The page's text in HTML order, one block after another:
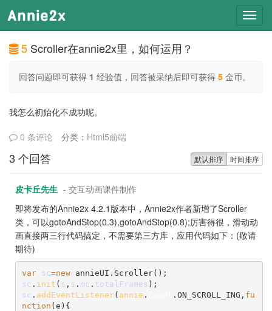
5 Scroller在annie2x里，如何运用？
回答问题即可获得 1 经验值，回答被采纳后即可获得 5 金币。
我怎么初始化不成功呢。
0 条评论 分类： Html5前端
默认排序 时间排序
3 个回答
皮卡丘先生 - 交互动画课件制作
即将发布的Annie2x 4.2.1版本中，Annie2x作者新增了Scroller
类，可以gotoAndStop(0.3),gotoAndStop(0.8);厉害得很，滑动动
画直接两三行代码搞定，不需要第三方库，应用代码如下：(敬请
期待)
var sc=new annieUI.Scroller();
sc . init ( s , s . mc . totalFrames );
sc . addEventListener( annie . .ON_SCROLL_ING, fu
nction (e){